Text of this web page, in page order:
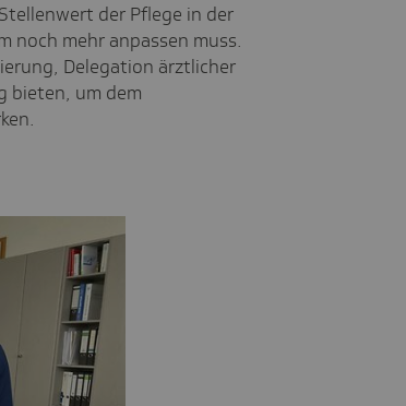
der Pflege in der
noch mehr anpassen muss.
Delegation ärztlicher
bieten, um dem